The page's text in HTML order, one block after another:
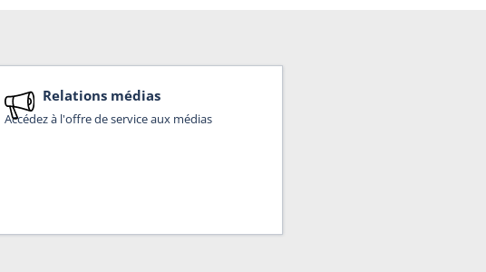
Relations médias
Accédez à l'offre de service aux médias